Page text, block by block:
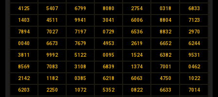
4125 5407 6799 8080 2754 0318 6833
1403 4511 9941 3041 6006 8804 7123
7894 7027 7197 0729 6536 8832 2970
0040 6673 7679 4953 2619 6652 6244
3811 9992 5122 0095 1524 6382 9531
8569 7083 3108 6839 1374 7001 0462
2142 1182 0385 6218 6063 4750 1022
6203 2250 1072 5352 0822 6633 7014